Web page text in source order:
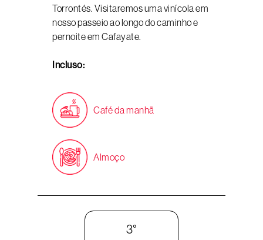
Torrontés. Visitaremos uma vinícola em
nosso passeio ao longo do caminho e
pernoite em Cafayate.
Incluso:
Café da manhã
Almoço
3°